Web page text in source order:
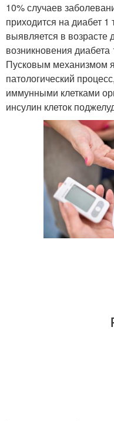
10% случаев
приходится на диабет
выявляется в возрасте
возникновения
Пусковым механизмом
патологический
иммунными клетками
инсулин клеток